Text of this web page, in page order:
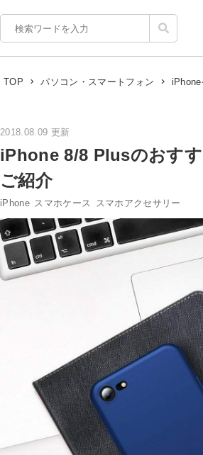
TOP パソコン・スマートフォン
2018.08.09 更新
iPhone 8/8 Plusのおす
ご紹介
iPhone スマホケース スマホアクセサリー